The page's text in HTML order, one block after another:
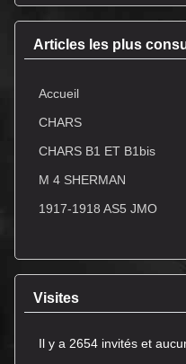
Articles les plus
Accueil
CHARS
CHARS B1 ET B1bis
M 4 SHERMAN
1917-1918 AS5 JMO
Visites
Il y a 2654 invités et